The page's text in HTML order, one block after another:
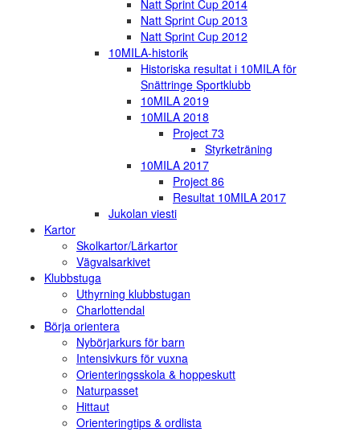
Natt Sprint Cup 2014
Natt Sprint Cup 2013
Natt Sprint Cup 2012
10MILA-historik
Historiska resultat i 10MILA för
Snättringe Sportklubb
10MILA 2019
10MILA 2018
Project 73
Styrketräning
10MILA 2017
Project 86
Resultat 10MILA 2017
Jukolan viesti
Kartor
Skolkartor/Lärkartor
Vägvalsarkivet
Klubbstuga
Uthyrning klubbstugan
Charlottendal
Börja orientera
Nybörjarkurs för barn
Intensivkurs för vuxna
Orienteringsskola & hoppeskutt
Naturpasset
Hittaut
Orienteringtips & ordlista